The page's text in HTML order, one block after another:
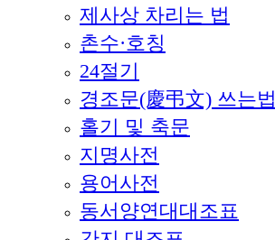
제사상 차리는 법
촌수·호칭
24절기
경조문(慶弔文) 쓰는법
홀기 및 축문
지명사전
용어사전
동서양연대대조표